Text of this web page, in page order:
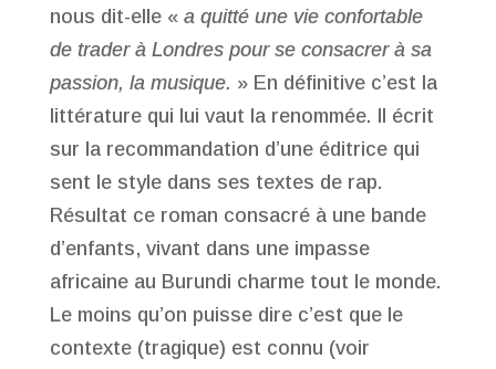
nous dit-elle « a quitté une vie confortable
de trader à Londres pour se consacrer à sa
passion, la musique. » En définitive c’est la
littérature qui lui vaut la renommée. Il écrit
sur la recommandation d’une éditrice qui
sent le style dans ses textes de rap.
Résultat ce roman consacré à une bande
d’enfants, vivant dans une impasse
africaine au Burundi charme tout le monde.
Le moins qu’on puisse dire c’est que le
contexte (tragique) est connu (voir